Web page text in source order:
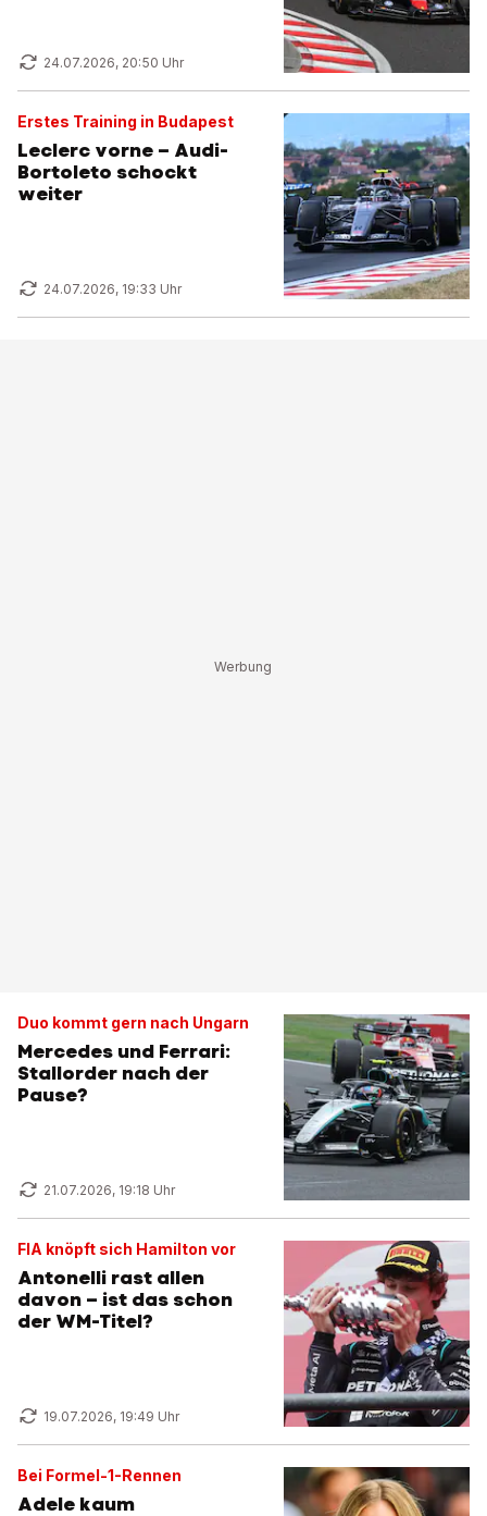
24.07.2026, 20:50 Uhr
Erstes Training in Budapest
Leclerc vorne – Audi-
Bortoleto schockt
weiter
24.07.2026, 19:33 Uhr
Duo kommt gern nach Ungarn
Mercedes und Ferrari:
Stallorder nach der
Pause?
21.07.2026, 19:18 Uhr
FIA knöpft sich Hamilton vor
Antonelli rast allen
davon – ist das schon
der WM-Titel?
19.07.2026, 19:49 Uhr
Bei Formel-1-Rennen
Adele kaum